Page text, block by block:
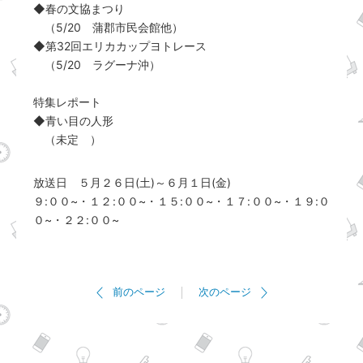
◆春の文協まつり
（5/20 蒲郡市民会館他）
◆第32回エリカカップヨトレース
（5/20 ラグーナ沖）
特集レポート
◆青い目の人形
（未定 ）
放送日 ５月２６日(土)～６月１日(金)
９:００~・１２:００~・１５:００~・１７:００~・１９:０
０~・２２:００~
前のページ 次のページ